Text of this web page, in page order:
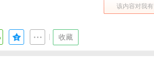
该内容对我
收藏